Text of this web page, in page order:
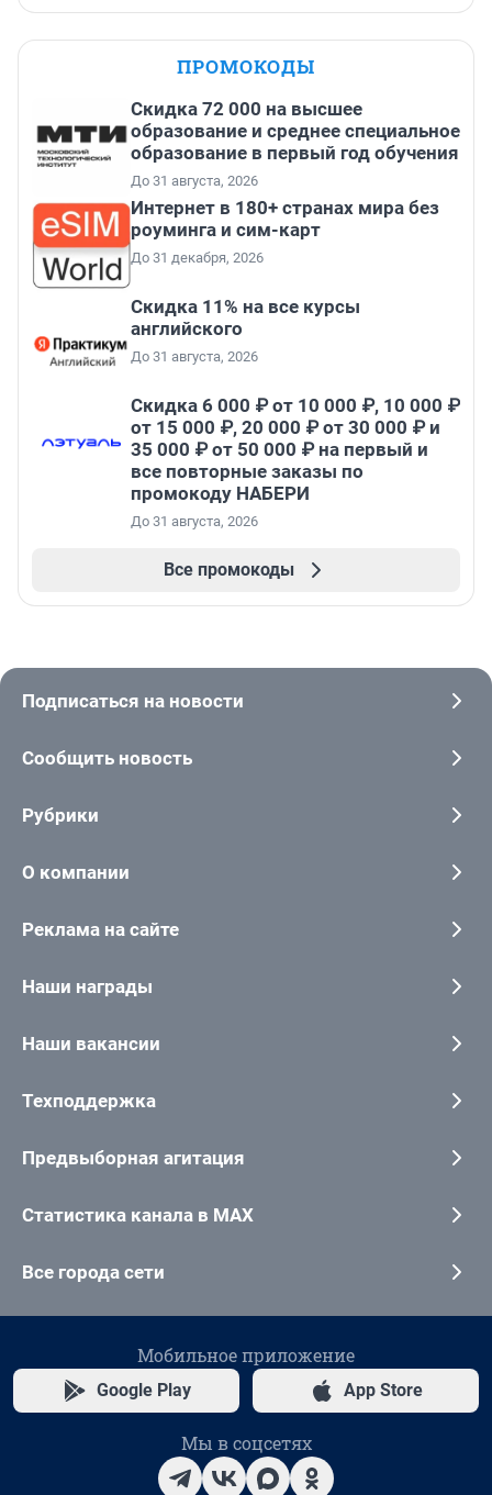
ПРОМОКОДЫ
Скидка 72 000 на высшее
образование и среднее специальное
образование в первый год обучения
До 31 августа, 2026
Интернет в 180+ странах мира без
роуминга и сим-карт
До 31 декабря, 2026
Скидка 11% на все курсы
английского
До 31 августа, 2026
Скидка 6 000 ₽ от 10 000 ₽, 10 000 ₽
от 15 000 ₽, 20 000 ₽ от 30 000 ₽ и
35 000 ₽ от 50 000 ₽ на первый и
все повторные заказы по
промокоду НАБЕРИ
До 31 августа, 2026
Все промокоды
Подписаться на новости
Сообщить новость
Рубрики
О компании
Реклама на сайте
Наши награды
Наши вакансии
Техподдержка
Предвыборная агитация
Статистика канала в MAX
Все города сети
Мобильное приложение
Google Play App Store
Мы в соцсетях